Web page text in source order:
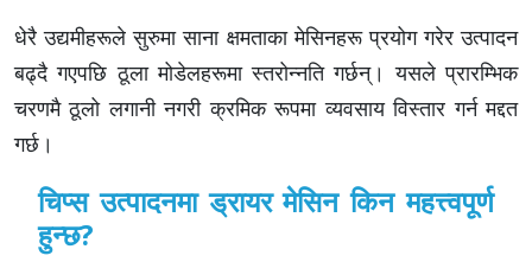
धेरै उद्यमीहरूले सुरुमा साना क्षमताका मेसिनहरू प्रयोग गरेर उत्पादन
बढ्दै गएपछि ठूला मोडेलहरूमा स्तरोन्नति गर्छन्। यसले प्रारम्भिक
चरणमै ठूलो लगानी नगरी क्रमिक रूपमा व्यवसाय विस्तार गर्न मद्दत
गर्छ।
चिप्स उत्पादनमा ड्रायर मेसिन किन महत्त्वपूर्ण
हुन्छ?